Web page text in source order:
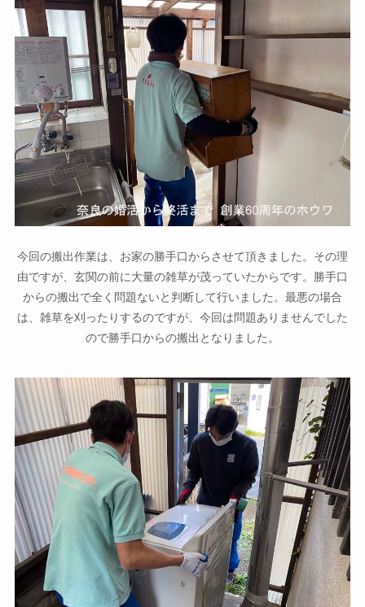
今回の搬出作業は、お家の勝手口からさせて頂きました。その理
由ですが、玄関の前に大量の雑草が茂っていたからです。勝手口
からの搬出で全く問題ないと判断して行いました。最悪の場合
は、雑草を刈ったりするのですが、今回は問題ありませんでした
ので勝手口からの搬出となりました。